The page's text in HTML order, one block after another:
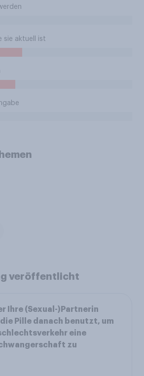
sie aktuell ist
veröffentlicht
Ihre (Sexual-)Partnerin
Pille danach benutzt, um
eine
zu